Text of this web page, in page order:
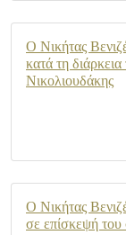
Ο Νικήτας
κατά τη διάρκεια
Νικολιουδάκης
Ο Νικήτας
σε επίσκεψή του